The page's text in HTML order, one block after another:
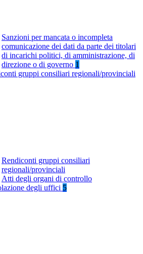
Sanzioni per mancata o incompleta
comunicazione dei dati da parte dei titolari
di incarichi politici, di amministrazione, di
direzione o di governo 1
gruppi consiliari regionali/provinciali
Rendiconti gruppi consiliari
regionali/provinciali
Atti degli organi di controllo
degli uffici 5